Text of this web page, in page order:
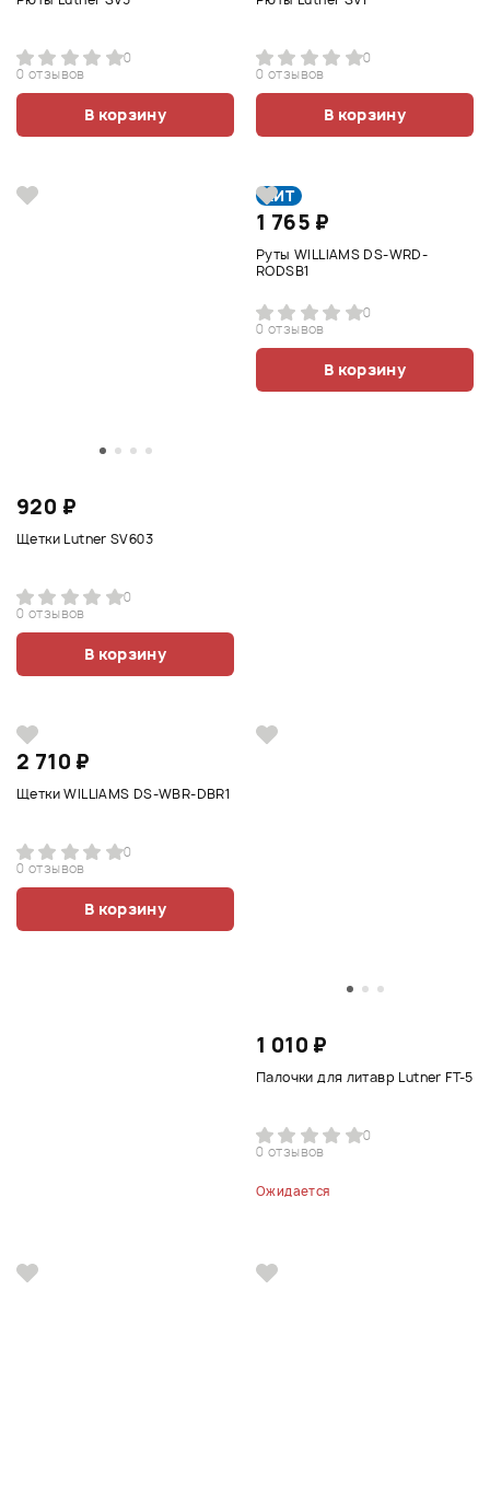
0
0 отзывов
В корзину
0
0 отзывов
В корзину
920 ₽
Щетки Lutner SV603
0
0 отзывов
В корзину
ХИТ
1 765 ₽
Руты WILLIAMS DS-WRD-
RODSB1
0
0 отзывов
В корзину
2 710 ₽
Щетки WILLIAMS DS-WBR-DBR1
0
0 отзывов
В корзину
1 010 ₽
Палочки для литавр Lutner FT-5
0
0 отзывов
Ожидается